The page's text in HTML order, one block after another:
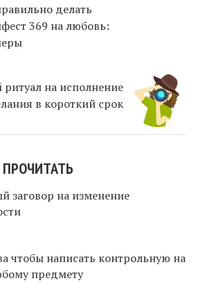
делать
369 на любовь:
на исполнение
в короткий срок
заговор на изменение
чтобы написать контрольную на
предмету